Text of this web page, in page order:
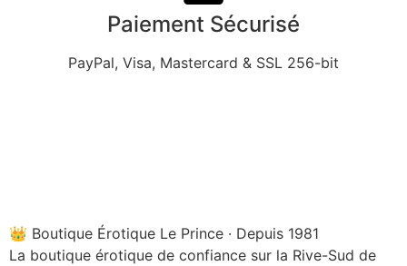
Paiement Sécurisé
PayPal, Visa, Mastercard & SSL 256-bit
👑 Boutique Érotique Le Prince · Depuis 1981
La boutique érotique de confiance sur la Rive-Sud de